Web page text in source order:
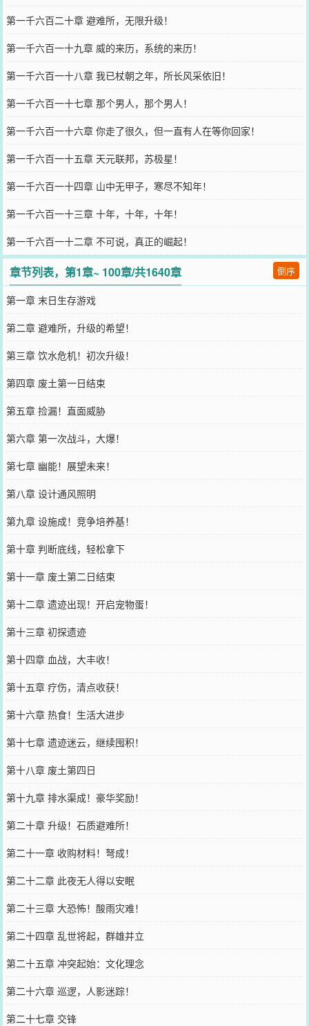
第一千六百二十章 避难所，无限升级！
第一千六百一十九章 威的来历，系统的来历！
第一千六百一十八章 我已杖朝之年，所长风采依旧！
第一千六百一十七章 那个男人，那个男人！
第一千六百一十六章 你走了很久，但一直有人在等你回家！
第一千六百一十五章 天元联邦，苏极星！
第一千六百一十四章 山中无甲子，寒尽不知年！
第一千六百一十三章 十年，十年，十年！
第一千六百一十二章 不可说，真正的崛起！
章节列表，第1章~ 100章/共1640章 倒序
第一章 末日生存游戏
第二章 避难所，升级的希望！
第三章 饮水危机！初次升级！
第四章 废土第一日结束
第五章 捡漏！直面威胁
第六章 第一次战斗，大爆！
第七章 幽能！展望未来！
第八章 设计通风照明
第九章 设施成！竞争培养基！
第十章 判断底线，轻松拿下
第十一章 废土第二日结束
第十二章 遗迹出现！开启宠物蛋！
第十三章 初探遗迹
第十四章 血战，大丰收！
第十五章 疗伤，清点收获！
第十六章 热食！生活大进步
第十七章 遗迹迷云，继续囤积！
第十八章 废土第四日
第十九章 排水渠成！豪华奖励！
第二十章 升级！石质避难所！
第二十一章 收购材料！弩成！
第二十二章 此夜无人得以安眠
第二十三章 大恐怖！酸雨灾难！
第二十四章 乱世将起，群雄并立
第二十五章 冲突起始：文化理念
第二十六章 巡逻，人影迷踪！
第二十七章 交锋